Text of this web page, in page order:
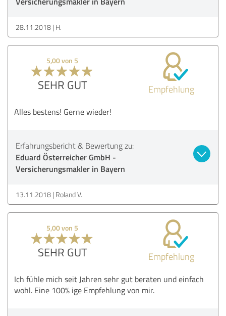
28.11.2018 H.
5,00 von 5
SEHR GUT Empfehlung
Alles bestens! Gerne wieder!
Erfahrungsbericht & Bewertung zu:
Eduard Österreicher GmbH -
Versicherungsmakler in Bayern
13.11.2018 Roland V.
5,00 von 5
SEHR GUT Empfehlung
Ich fühle mich seit Jahren sehr gut beraten und einfach
wohl. Eine 100% ige Empfehlung von mir.